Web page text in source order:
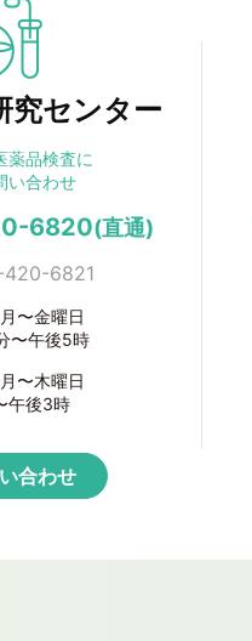
究センター
薬品検査に
い合わせ
6820(直通)
420-6821
〜金曜日
〜午後5時
〜木曜日
午後3時
合わせ